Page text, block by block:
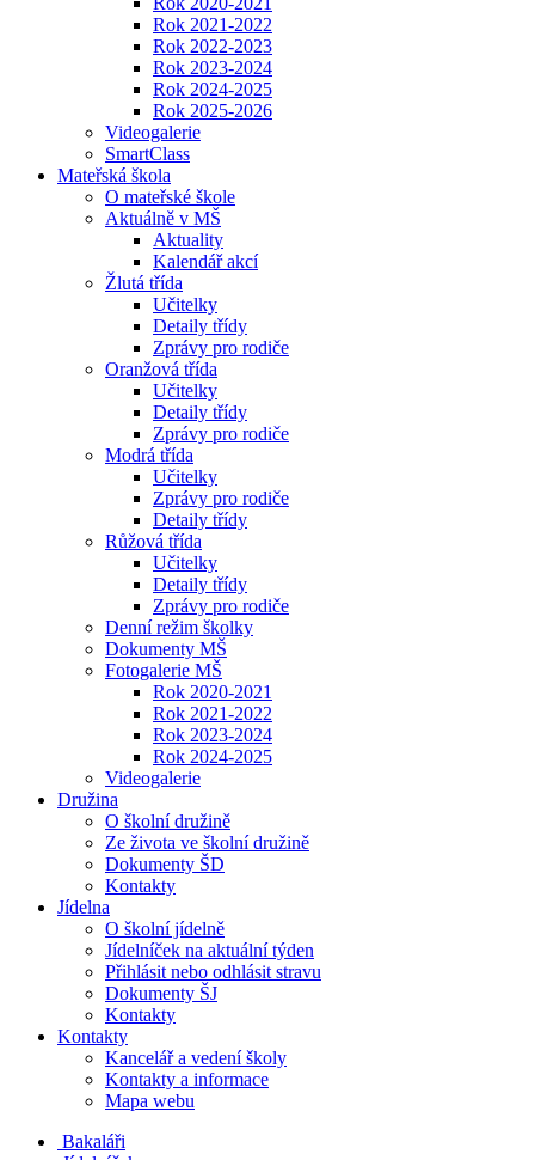
Rok 2021-2022
Rok 2022-2023
Rok 2023-2024
Rok 2024-2025
Rok 2025-2026
Videogalerie
SmartClass
Mateřská škola
O mateřské škole
Aktuálně v MŠ
Aktuality
Kalendář akcí
Žlutá třída
Učitelky
Detaily třídy
Zprávy pro rodiče
Oranžová třída
Učitelky
Detaily třídy
Zprávy pro rodiče
Modrá třída
Učitelky
Zprávy pro rodiče
Detaily třídy
Růžová třída
Učitelky
Detaily třídy
Zprávy pro rodiče
Denní režim školky
Dokumenty MŠ
Fotogalerie MŠ
Rok 2020-2021
Rok 2021-2022
Rok 2023-2024
Rok 2024-2025
Videogalerie
Družina
O školní družině
Ze života ve školní družině
Dokumenty ŠD
Kontakty
Jídelna
O školní jídelně
Jídelníček na aktuální týden
Přihlásit nebo odhlásit stravu
Dokumenty ŠJ
Kontakty
Kontakty
Kancelář a vedení školy
Kontakty a informace
Mapa webu
Bakaláři